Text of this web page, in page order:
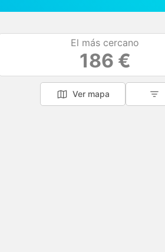
El más cercano
186 €
Ver mapa